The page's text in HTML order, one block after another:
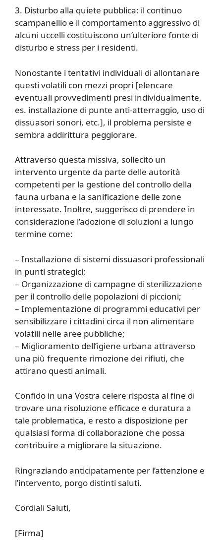
3. Disturbo alla quiete pubblica: il continuo
scampanellio e il comportamento aggressivo di
alcuni uccelli costituiscono un’ulteriore fonte di
disturbo e stress per i residenti.
Nonostante i tentativi individuali di allontanare
questi volatili con mezzi propri [elencare
eventuali provvedimenti presi individualmente,
es. installazione di punte anti-atterraggio, uso di
dissuasori sonori, etc.], il problema persiste e
sembra addirittura peggiorare.
Attraverso questa missiva, sollecito un
intervento urgente da parte delle autorità
competenti per la gestione del controllo della
fauna urbana e la sanificazione delle zone
interessate. Inoltre, suggerisco di prendere in
considerazione l’adozione di soluzioni a lungo
termine come:
– Installazione di sistemi dissuasori professionali
in punti strategici;
– Organizzazione di campagne di sterilizzazione
per il controllo delle popolazioni di piccioni;
– Implementazione di programmi educativi per
sensibilizzare i cittadini circa il non alimentare
volatili nelle aree pubbliche;
– Miglioramento dell’igiene urbana attraverso
una più frequente rimozione dei rifiuti, che
attirano questi animali.
Confido in una Vostra celere risposta al fine di
trovare una risoluzione efficace e duratura a
tale problematica, e resto a disposizione per
qualsiasi forma di collaborazione che possa
contribuire a migliorare la situazione.
Ringraziando anticipatamente per l’attenzione e
l’intervento, porgo distinti saluti.
Cordiali Saluti,
[Firma]